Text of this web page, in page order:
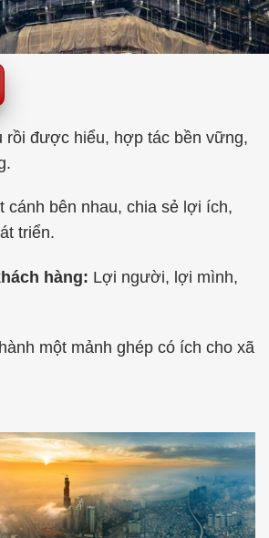
rồi được hiểu, hợp tác bền vững,
cánh bên nhau, chia sẻ lợi ích,
triển.
hàng: Lợi người, lợi mình,
một mảnh ghép có ích cho xã